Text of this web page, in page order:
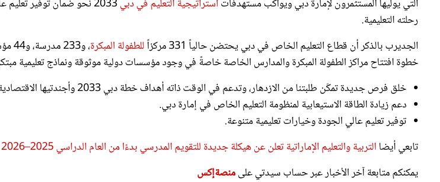
التي يوليها المستثمرون لإمارة دبي ويواكب مستهدفات استراتيجية التعليم في دبي
2033 نحو ضمان توفير
رحلته التعليمية.
الجديرب بالذكر أن قطاع التعليم الخاص في دبي يحتضن حالياً 331 مركزاً
للطفولة المبكرة
،
خطوة افتتاح مراكز الطفولة المبكرة والمدارس الخاصة خاصةً في وجود مؤسسات دولية موثوقة ونماذج تعليمية
خلق فرص جديدة تمكّن طلبتنا من الازدهار، وتدعم في الوقت ذاته أهداف خطة دبي 2033 وأجندتيها الاقتصادية والاجتماعية.
دعم زيادة الطاقة الاستيعابية لمنظومة التعليم الخاص في إمارة دبي.
توفير تعليم عالي الجودة وخيارات تعليمية متنوعة.
تابعي أيضا التربية والتعليم الإماراتية تعلن عن هيكلة جديدة للتقويم المدرسي بدءًا من العام الدراسي 2025–2026
يمكنكم متابعة آخر الأخبار عبر حساب سيدتي علىمنصةإكس